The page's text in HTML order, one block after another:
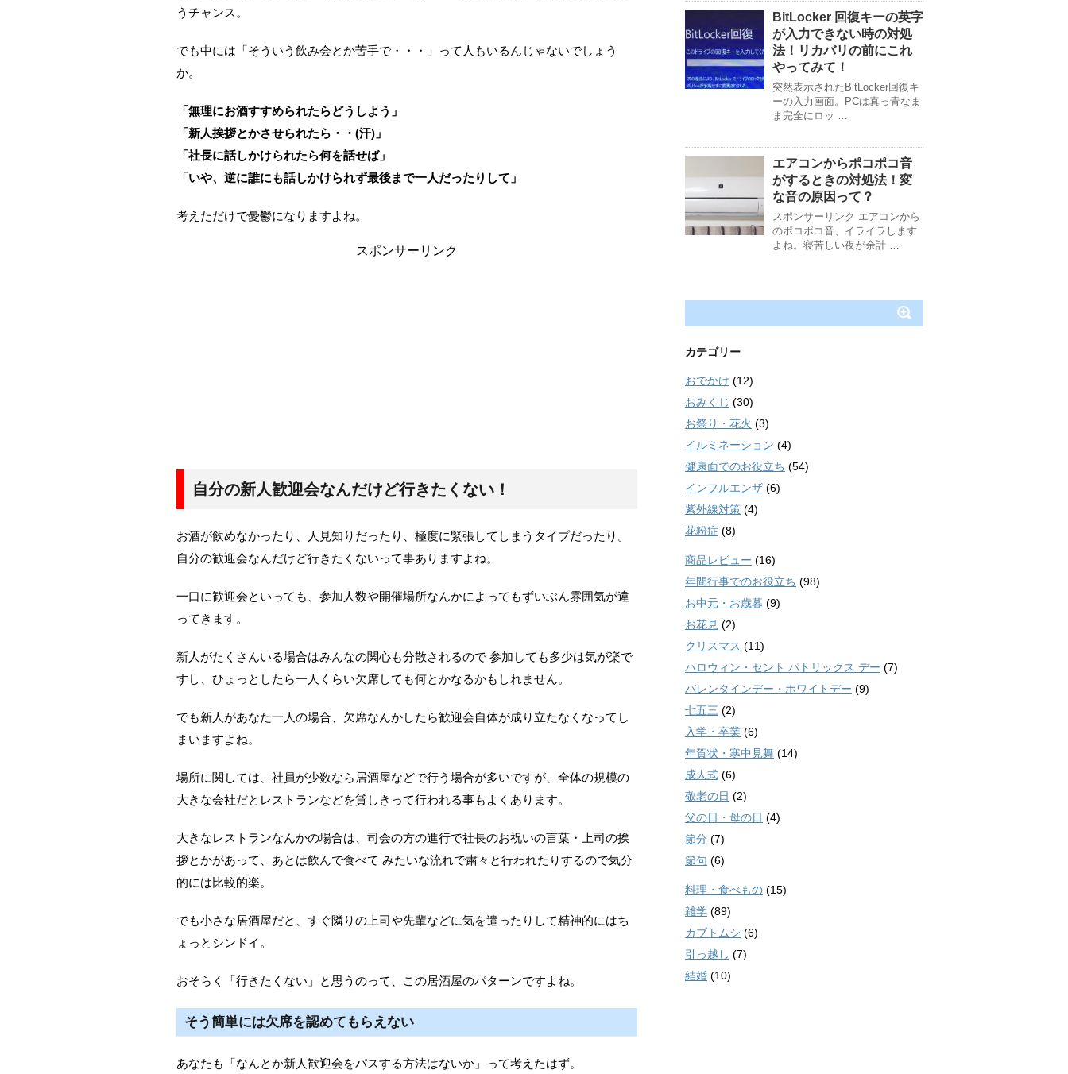
うチャンス。
でも中には「そういう飲み会とか苦手で・・・」って人もいるんじゃないでしょう
か。
「無理にお酒すすめられたらどうしよう」
「新人挨拶とかさせられたら・・(汗)」
「社長に話しかけられたら何を話せば」
「いや、逆に誰にも話しかけられず最後まで一人だったりして」
考えただけで憂鬱になりますよね。
スポンサーリンク
自分の新人歓迎会なんだけど行きたくない！
お酒が飲めなかったり、人見知りだったり、極度に緊張してしまうタイプだったり。
自分の歓迎会なんだけど行きたくないって事ありますよね。
一口に歓迎会といっても、参加人数や開催場所なんかによってもずいぶん雰囲気が違
ってきます。
新人がたくさんいる場合はみんなの関心も分散されるので 参加しても多少は気が楽で
すし、ひょっとしたら一人くらい欠席しても何とかなるかもしれません。
でも新人があなた一人の場合、欠席なんかしたら歓迎会自体が成り立たなくなってし
まいますよね。
場所に関しては、社員が少数なら居酒屋などで行う場合が多いですが、全体の規模の
大きな会社だとレストランなどを貸しきって行われる事もよくあります。
大きなレストランなんかの場合は、司会の方の進行で社長のお祝いの言葉・上司の挨
拶とかがあって、あとは飲んで食べて みたいな流れで粛々と行われたりするので気分
的には比較的楽。
でも小さな居酒屋だと、すぐ隣りの上司や先輩などに気を遣ったりして精神的にはち
ょっとシンドイ。
おそらく「行きたくない」と思うのって、この居酒屋のパターンですよね。
そう簡単には欠席を認めてもらえない
あなたも「なんとか新人歓迎会をパスする方法はないか」って考えたはず。
BitLocker 回復キーの英字
が入力できない時の対処
法！リカバリの前にこれ
やってみて！
突然表示されたBitLocker回復キ
ーの入力画面。PCは真っ青なま
ま完全にロッ …
エアコンからポコポコ音
がするときの対処法！変
な音の原因って？
スポンサーリンク エアコンから
のポコポコ音、イライラします
よね。寝苦しい夜が余計 …
カテゴリー
おでかけ (12)
おみくじ (30)
お祭り・花火 (3)
イルミネーション (4)
健康面でのお役立ち (54)
インフルエンザ (6)
紫外線対策 (4)
花粉症 (8)
商品レビュー (16)
年間行事でのお役立ち (98)
お中元・お歳暮 (9)
お花見 (2)
クリスマス (11)
ハロウィン・セント パトリックス デー (7)
バレンタインデー・ホワイトデー (9)
七五三 (2)
入学・卒業 (6)
年賀状・寒中見舞 (14)
成人式 (6)
敬老の日 (2)
父の日・母の日 (4)
節分 (7)
節句 (6)
料理・食べもの (15)
雑学 (89)
カブトムシ (6)
引っ越し (7)
結婚 (10)